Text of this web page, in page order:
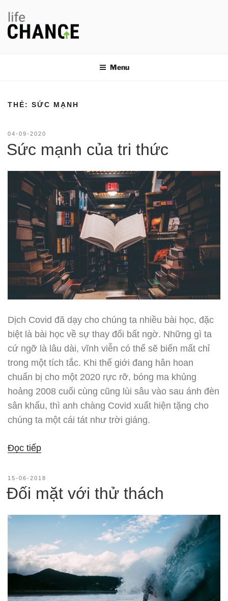
phần
Menu
THẺ: SỨC MẠNH
ĐĂNG
TRONG
04-09-2020
Sức mạnh của tri thức
Dịch Covid đã dạy cho chúng ta nhiều bài học, đặc
biệt là bài học về sự thay đổi bất ngờ. Những gì ta
cứ ngỡ là lâu dài, vĩnh viễn có thể sẽ biến mất chỉ
trong một tích tắc. Khi thế giới đang hân hoan
chuẩn bị cho một 2020 rực rỡ, bóng ma khủng
hoảng 2008 cuối cùng cũng lùi sâu vào sau ánh đèn
sân khấu, thì anh chàng Covid xuất hiện tặng cho
chúng ta một cái tát như trời giáng.
Đọc tiếp“Sức
của
tri
ĐĂNG
TRONG
15-06-2018
Đối mặt với thử thách